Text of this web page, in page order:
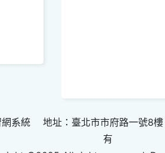
網系統 地址：臺北市市府路一號8
有